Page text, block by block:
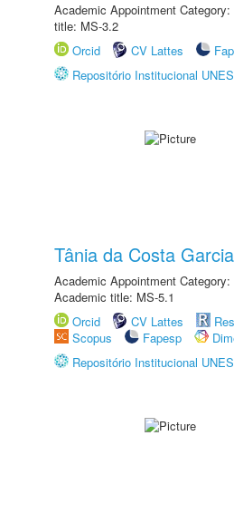
Academic Appointment
title: MS-3.2
Orcid
CV Lattes
Repositório Institucional
Tânia da Costa Garcia
Academic Appointment
Academic title: MS-5.1
Orcid
CV Lattes
Scopus
Fapesp
Repositório Institucional